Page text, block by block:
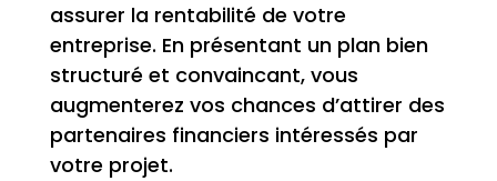
assurer la rentabilité de votre
entreprise. En présentant un plan bien
structuré et convaincant, vous
augmenterez vos chances d’attirer des
partenaires financiers intéressés par
votre projet.